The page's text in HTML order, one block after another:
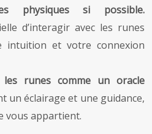
physiques si possible.
d’interagir avec les runes
intuition et votre connexion
les runes comme un oracle
un éclairage et une guidance,
vous appartient.